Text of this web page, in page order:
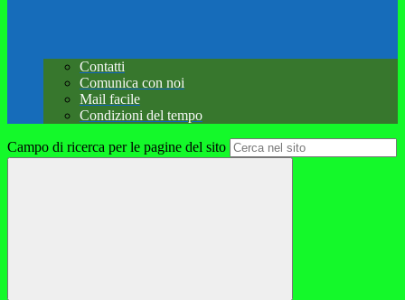
Contatti
Comunica con noi
Mail facile
Condizioni del tempo
Campo di ricerca per le pagine del sito